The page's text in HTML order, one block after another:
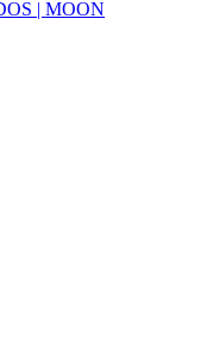
| MOON